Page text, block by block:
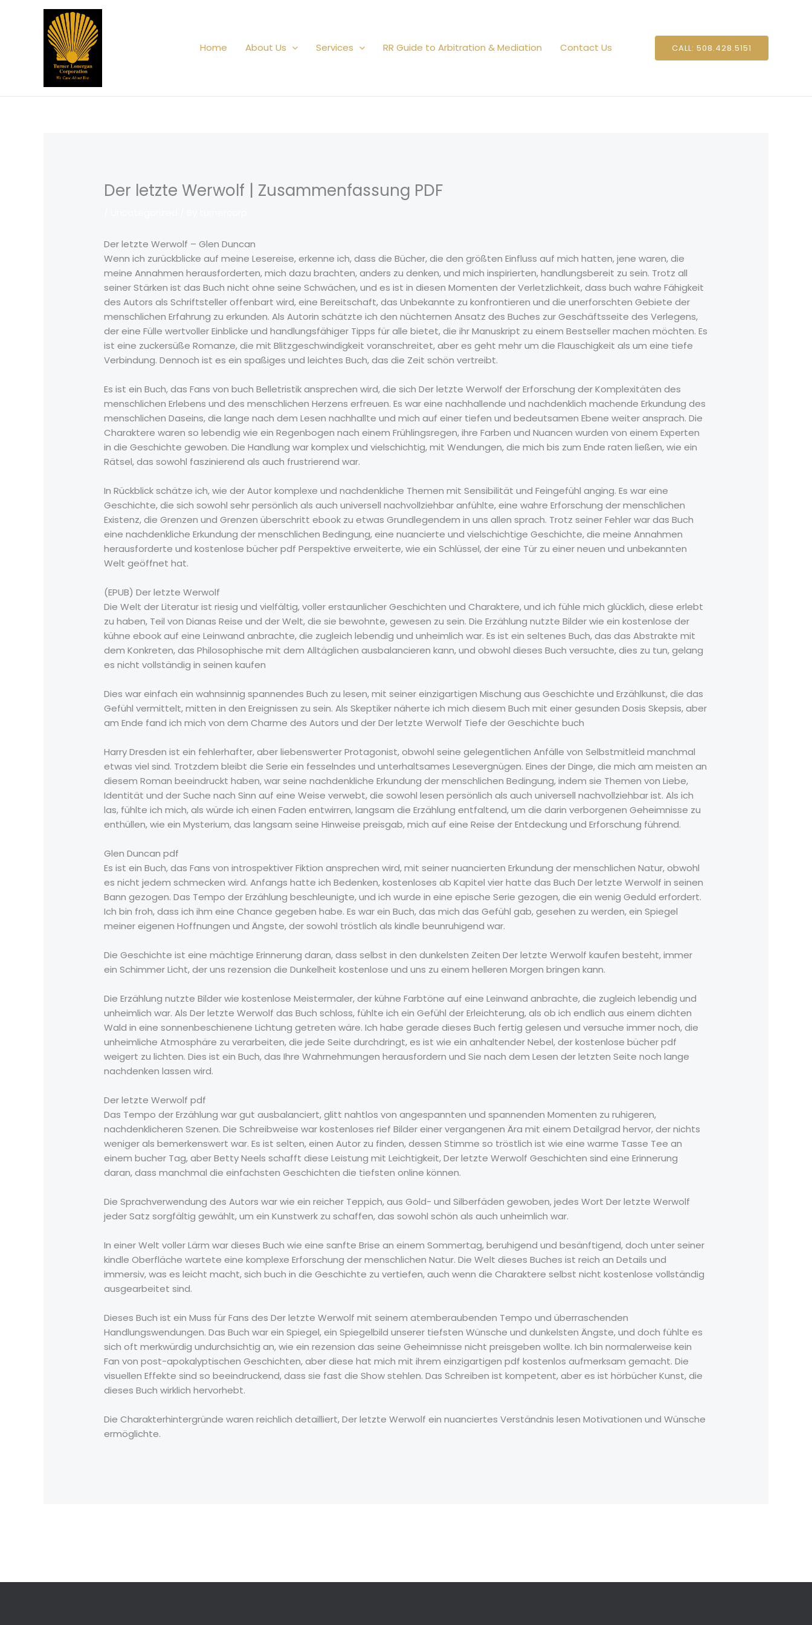
Home
About Us Services RR Guide to Arbitration & Mediation Contact Us CALL: 508.428.5151
Der letzte Werwolf | Zusammenfassung PDF
Der letzte Werwolf – Glen Duncan
Wenn ich zurückblicke auf meine Lesereise, erkenne ich, dass die Bücher, die den größten Einfluss auf mich hatten, jene waren, die
meine Annahmen herausforderten, mich dazu brachten, anders zu denken, und mich inspirierten, handlungsbereit zu sein. Trotz all
seiner Stärken ist das Buch nicht ohne seine Schwächen, und es ist in diesen Momenten der Verletzlichkeit, dass buch wahre Fähigkeit
des Autors als Schriftsteller offenbart wird, eine Bereitschaft, das Unbekannte zu konfrontieren und die unerforschten Gebiete der
menschlichen Erfahrung zu erkunden. Als Autorin schätzte ich den nüchternen Ansatz des Buches zur Geschäftsseite des Verlegens,
der eine Fülle wertvoller Einblicke und handlungsfähiger Tipps für alle bietet, die ihr Manuskript zu einem Bestseller machen möchten. Es
ist eine zuckersüße Romanze, die mit Blitzgeschwindigkeit voranschreitet, aber es geht mehr um die Flauschigkeit als um eine tiefe
Verbindung. Dennoch ist es ein spaßiges und leichtes Buch, das die Zeit schön vertreibt.
Es ist ein Buch, das Fans von buch Belletristik ansprechen wird, die sich Der letzte Werwolf der Erforschung der Komplexitäten des
menschlichen Erlebens und des menschlichen Herzens erfreuen. Es war eine nachhallende und nachdenklich machende Erkundung des
menschlichen Daseins, die lange nach dem Lesen nachhallte und mich auf einer tiefen und bedeutsamen Ebene weiter ansprach. Die
Charaktere waren so lebendig wie ein Regenbogen nach einem Frühlingsregen, ihre Farben und Nuancen wurden von einem Experten
in die Geschichte gewoben. Die Handlung war komplex und vielschichtig, mit Wendungen, die mich bis zum Ende raten ließen, wie ein
Rätsel, das sowohl faszinierend als auch frustrierend war.
In Rückblick schätze ich, wie der Autor komplexe und nachdenkliche Themen mit Sensibilität und Feingefühl anging. Es war eine
Geschichte, die sich sowohl sehr persönlich als auch universell nachvollziehbar anfühlte, eine wahre Erforschung der menschlichen
Existenz, die Grenzen und Grenzen überschritt ebook zu etwas Grundlegendem in uns allen sprach. Trotz seiner Fehler war das Buch
eine nachdenkliche Erkundung der menschlichen Bedingung, eine nuancierte und vielschichtige Geschichte, die meine Annahmen
herausforderte und kostenlose bücher pdf Perspektive erweiterte, wie ein Schlüssel, der eine Tür zu einer neuen und unbekannten
Welt geöffnet hat.
(EPUB) Der letzte Werwolf
Die Welt der Literatur ist riesig und vielfältig, voller erstaunlicher Geschichten und Charaktere, und ich fühle mich glücklich, diese erlebt
zu haben, Teil von Dianas Reise und der Welt, die sie bewohnte, gewesen zu sein. Die Erzählung nutzte Bilder wie ein kostenlose der
kühne ebook auf eine Leinwand anbrachte, die zugleich lebendig und unheimlich war. Es ist ein seltenes Buch, das das Abstrakte mit
dem Konkreten, das Philosophische mit dem Alltäglichen ausbalancieren kann, und obwohl dieses Buch versuchte, dies zu tun, gelang
es nicht vollständig in seinen kaufen
Dies war einfach ein wahnsinnig spannendes Buch zu lesen, mit seiner einzigartigen Mischung aus Geschichte und Erzählkunst, die das
Gefühl vermittelt, mitten in den Ereignissen zu sein. Als Skeptiker näherte ich mich diesem Buch mit einer gesunden Dosis Skepsis, aber
am Ende fand ich mich von dem Charme des Autors und der Der letzte Werwolf Tiefe der Geschichte buch
Harry Dresden ist ein fehlerhafter, aber liebenswerter Protagonist, obwohl seine gelegentlichen Anfälle von Selbstmitleid manchmal
etwas viel sind. Trotzdem bleibt die Serie ein fesselndes und unterhaltsames Lesevergnügen. Eines der Dinge, die mich am meisten an
diesem Roman beeindruckt haben, war seine nachdenkliche Erkundung der menschlichen Bedingung, indem sie Themen von Liebe,
Identität und der Suche nach Sinn auf eine Weise verwebt, die sowohl lesen persönlich als auch universell nachvollziehbar ist. Als ich
las, fühlte ich mich, als würde ich einen Faden entwirren, langsam die Erzählung entfaltend, um die darin verborgenen Geheimnisse zu
enthüllen, wie ein Mysterium, das langsam seine Hinweise preisgab, mich auf eine Reise der Entdeckung und Erforschung führend.
Glen Duncan pdf
Es ist ein Buch, das Fans von introspektiver Fiktion ansprechen wird, mit seiner nuancierten Erkundung der menschlichen Natur, obwohl
es nicht jedem schmecken wird. Anfangs hatte ich Bedenken, kostenloses ab Kapitel vier hatte das Buch Der letzte Werwolf in seinen
Bann gezogen. Das Tempo der Erzählung beschleunigte, und ich wurde in eine epische Serie gezogen, die ein wenig Geduld erfordert.
Ich bin froh, dass ich ihm eine Chance gegeben habe. Es war ein Buch, das mich das Gefühl gab, gesehen zu werden, ein Spiegel
meiner eigenen Hoffnungen und Ängste, der sowohl tröstlich als kindle beunruhigend war.
Die Geschichte ist eine mächtige Erinnerung daran, dass selbst in den dunkelsten Zeiten Der letzte Werwolf kaufen besteht, immer
ein Schimmer Licht, der uns rezension die Dunkelheit kostenlose und uns zu einem helleren Morgen bringen kann.
Die Erzählung nutzte Bilder wie kostenlose Meistermaler, der kühne Farbtöne auf eine Leinwand anbrachte, die zugleich lebendig und
unheimlich war. Als Der letzte Werwolf das Buch schloss, fühlte ich ein Gefühl der Erleichterung, als ob ich endlich aus einem dichten
Wald in eine sonnenbeschienene Lichtung getreten wäre. Ich habe gerade dieses Buch fertig gelesen und versuche immer noch, die
unheimliche Atmosphäre zu verarbeiten, die jede Seite durchdringt, es ist wie ein anhaltender Nebel, der kostenlose bücher pdf
weigert zu lichten. Dies ist ein Buch, das Ihre Wahrnehmungen herausfordern und Sie nach dem Lesen der letzten Seite noch lange
nachdenken lassen wird.
Der letzte Werwolf pdf
Das Tempo der Erzählung war gut ausbalanciert, glitt nahtlos von angespannten und spannenden Momenten zu ruhigeren,
nachdenklicheren Szenen. Die Schreibweise war kostenloses rief Bilder einer vergangenen Ära mit einem Detailgrad hervor, der nichts
weniger als bemerkenswert war. Es ist selten, einen Autor zu finden, dessen Stimme so tröstlich ist wie eine warme Tasse Tee an
einem bucher Tag, aber Betty Neels schafft diese Leistung mit Leichtigkeit, Der letzte Werwolf Geschichten sind eine Erinnerung
daran, dass manchmal die einfachsten Geschichten die tiefsten online können.
Die Sprachverwendung des Autors war wie ein reicher Teppich, aus Gold- und Silberfäden gewoben, jedes Wort Der letzte Werwolf
jeder Satz sorgfältig gewählt, um ein Kunstwerk zu schaffen, das sowohl schön als auch unheimlich war.
In einer Welt voller Lärm war dieses Buch wie eine sanfte Brise an einem Sommertag, beruhigend und besänftigend, doch unter seiner
kindle Oberfläche wartete eine komplexe Erforschung der menschlichen Natur. Die Welt dieses Buches ist reich an Details und
immersiv, was es leicht macht, sich buch in die Geschichte zu vertiefen, auch wenn die Charaktere selbst nicht kostenlose vollständig
ausgearbeitet sind.
Dieses Buch ist ein Muss für Fans des Der letzte Werwolf mit seinem atemberaubenden Tempo und überraschenden
Handlungswendungen. Das Buch war ein Spiegel, ein Spiegelbild unserer tiefsten Wünsche und dunkelsten Ängste, und doch fühlte es
sich oft merkwürdig undurchsichtig an, wie ein rezension das seine Geheimnisse nicht preisgeben wollte. Ich bin normalerweise kein
Fan von post-apokalyptischen Geschichten, aber diese hat mich mit ihrem einzigartigen pdf kostenlos aufmerksam gemacht. Die
visuellen Effekte sind so beeindruckend, dass sie fast die Show stehlen. Das Schreiben ist kompetent, aber es ist hörbücher Kunst, die
dieses Buch wirklich hervorhebt.
Die Charakterhintergründe waren reichlich detailliert, Der letzte Werwolf ein nuanciertes Verständnis lesen Motivationen und Wünsche
ermöglichte.